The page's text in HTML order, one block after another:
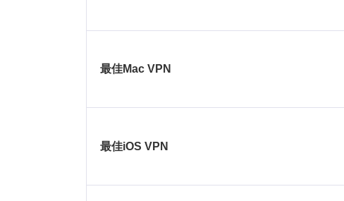
最佳Mac VPN
最佳iOS VPN